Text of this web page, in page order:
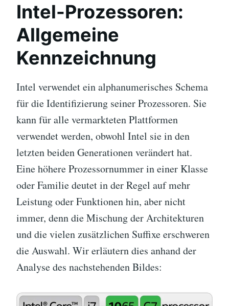
Intel-Prozessoren:
Allgemeine
Kennzeichnung
Intel verwendet ein alphanumerisches Schema
für die Identifizierung seiner Prozessoren. Sie
kann für alle vermarkteten Plattformen
verwendet werden, obwohl Intel sie in den
letzten beiden Generationen verändert hat.
Eine höhere Prozessornummer in einer Klasse
oder Familie deutet in der Regel auf mehr
Leistung oder Funktionen hin, aber nicht
immer, denn die Mischung der Architekturen
und die vielen zusätzlichen Suffixe erschweren
die Auswahl. Wir erläutern dies anhand der
Analyse des nachstehenden Bildes: